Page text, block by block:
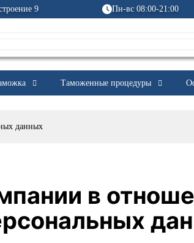
9 Пн-вс 08:00-21:00
Таможенные процедуры
данных
в